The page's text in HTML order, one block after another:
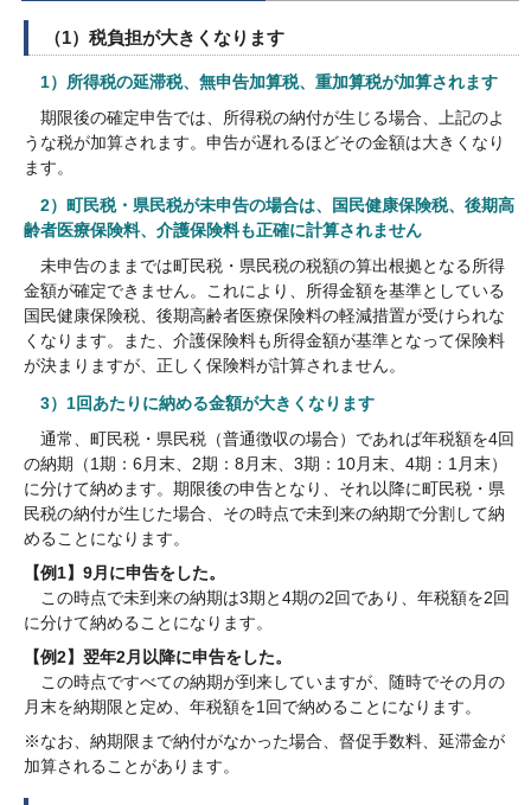
（1）税負担が大きくなります
1）所得税の延滞税、無申告加算税、重加算税が加算されます
期限後の確定申告では、所得税の納付が生じる場合、上記のよ
うな税が加算されます。申告が遅れるほどその金額は大きくなり
ます。
2）町民税・県民税が未申告の場合は、国民健康保険税、後期高
齢者医療保険料、介護保険料も正確に計算されません
未申告のままでは町民税・県民税の税額の算出根拠となる所得
金額が確定できません。これにより、所得金額を基準としている
国民健康保険税、後期高齢者医療保険料の軽減措置が受けられな
くなります。また、介護保険料も所得金額が基準となって保険料
が決まりますが、正しく保険料が計算されません。
3）1回あたりに納める金額が大きくなります
通常、町民税・県民税（普通徴収の場合）であれば年税額を4回
の納期（1期：6月末、2期：8月末、3期：10月末、4期：1月末）
に分けて納めます。期限後の申告となり、それ以降に町民税・県
民税の納付が生じた場合、その時点で未到来の納期で分割して納
めることになります。
【例1】9月に申告をした。
この時点で未到来の納期は3期と4期の2回であり、年税額を2回
に分けて納めることになります。
【例2】翌年2月以降に申告をした。
この時点ですべての納期が到来していますが、随時でその月の
月末を納期限と定め、年税額を1回で納めることになります。
※なお、納期限まで納付がなかった場合、督促手数料、延滞金が
加算されることがあります。